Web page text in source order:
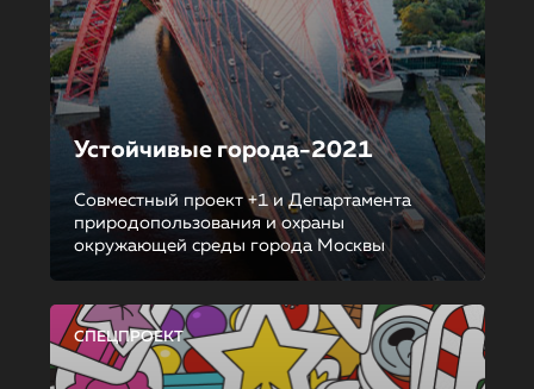
Устойчивые города-2021
Совместный проект +1 и Департамента
природопользования и охраны
окружающей среды города Москвы
СПЕЦПРОЕКТ